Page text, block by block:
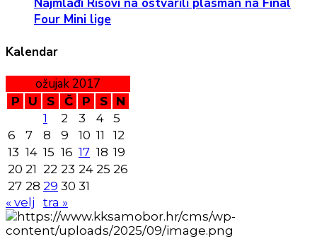
Najmlađi Risovi na ostvarili plasman na Final
Four Mini lige
Kalendar
ožujak 2017
P U S Č P S
N
1
2 3 4
5
6
7 8 9 10 11
12
13 14 15 16 17 18 19
20 21 22 23 24 25 26
27 28 29 30 31
« velj
tra »